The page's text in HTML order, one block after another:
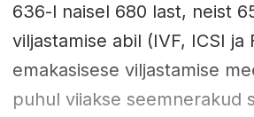
636-l naisel 680 last, neist
viljastamise abil (IVF, ICSI ja
emakasisese viljastamise
puhul viiakse seemnerakud